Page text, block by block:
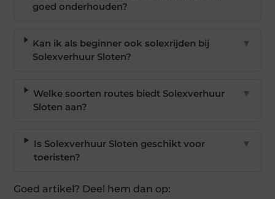
goed onderhouden?
Kan ik als beginner ook solexrijden bij
Solexverhuur Sloten?
▼
Welke soorten routes biedt Solexverhuur
Sloten aan?
▼
Is Solexverhuur Sloten geschikt voor
toeristen?
▼
Goed artikel? Deel hem dan op: